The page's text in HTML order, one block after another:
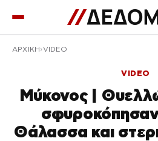
ΑΡΧΙΚΉ VIDEO
VIDEO
Μύκονος |
σφυροκόπησαν
Θάλασσα και